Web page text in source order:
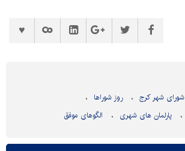
شورای شهر کرج
روز شوراها
پارلمان های شهری الگوهای موفق